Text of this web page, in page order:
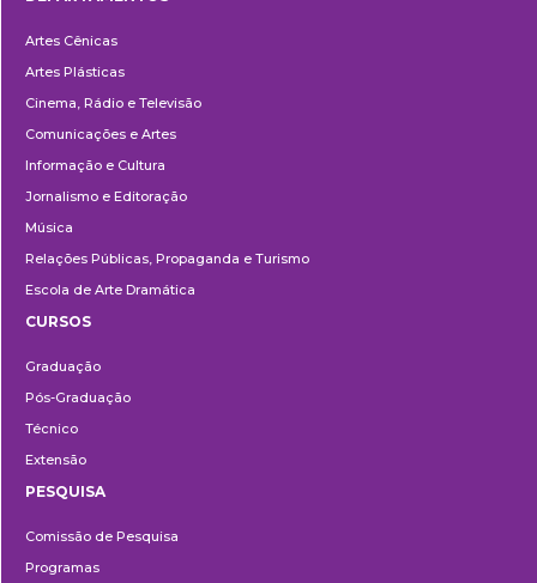
Artes Cênicas
Artes Plásticas
Cinema, Rádio e Televisão
Comunicações e Artes
Informação e Cultura
Jornalismo e Editoração
Música
Relações Públicas, Propaganda e Turismo
Escola de Arte Dramática
CURSOS
Graduação
Pós-Graduação
Técnico
Extensão
PESQUISA
Comissão de Pesquisa
Programas